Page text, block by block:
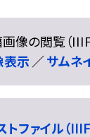
像の閲覧（
表示 ／サムネ
トファイル（